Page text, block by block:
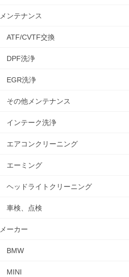
メンテナンス
ATF/CVTF交換
DPF洗浄
EGR洗浄
その他メンテナンス
インテーク洗浄
エアコンクリーニング
エーミング
ヘッドライトクリーニング
車検、点検
メーカー
BMW
MINI